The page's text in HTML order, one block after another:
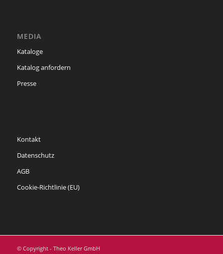
MEDIA
Kataloge
Katalog anfordern
Presse
Kontakt
Datenschutz
AGB
Cookie-Richtlinie (EU)
© Copyright - Theo Keller GmbH